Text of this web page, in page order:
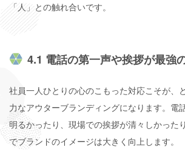
「人」との触れ合いです。
4.1 電話の第一声や挨拶が最強
社員一人ひとりの心のこもった対応こそが、
力なアウターブランディングになります。電
明るかったり、現場での挨拶が清々しかった
でブランドのイメージは大きく向上します。